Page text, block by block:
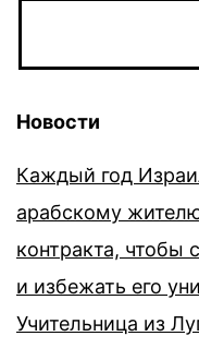
Новости
Каждый год
арабскому
контракта, чтобы
и избежать его
Учительница из